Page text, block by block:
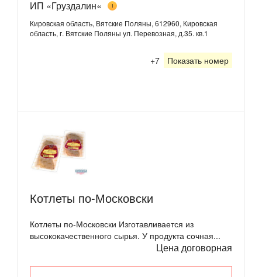
ИП «Груздалин« 1
Кировская область, Вятские Поляны, 612960, Кировская
область, г. Вятские Поляны ул. Перевозная, д.35. кв.1
+7 Показать номер
Котлеты по-Московски
Котлеты по-Московски Изготавливается из
высококачественного сырья. У продукта сочная...
Цена договорная